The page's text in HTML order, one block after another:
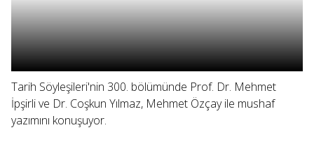
Tarih Söyleşileri'nin 300. bölümünde Prof. Dr. Mehmet
İpşirli ve Dr. Coşkun Yılmaz, Mehmet Özçay ile mushaf
yazımını konuşuyor.